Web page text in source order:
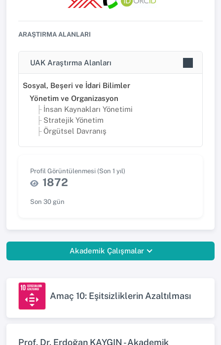
ARAŞTIRMA ALANLARI
UAK Araştırma Alanları
Sosyal, Beşeri ve İdari Bilimler
Yönetim ve Organizasyon
İnsan Kaynakları Yönetimi
Stratejik Yönetim
Örgütsel Davranış
Profil Görüntülenmesi (Son 1 yıl)
1872
Son 30 gün
Akademik Çalışmalar
Amaç 10: Eşitsizliklerin Azaltılması
Prof. Dr. Erdoğan KAYGIN - Akademik